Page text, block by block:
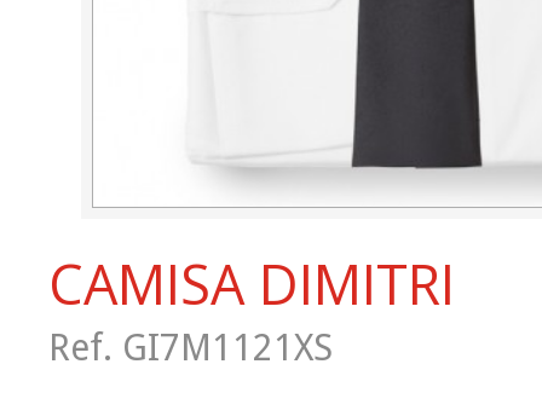
CAMISA DIMITRI
Ref. GI7M1121XS